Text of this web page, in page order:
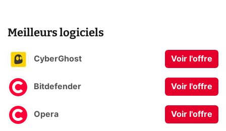
Meilleurs logiciels
CyberGhost Voir l'offre
Bitdefender Voir l'offre
Opera Voir l'offre